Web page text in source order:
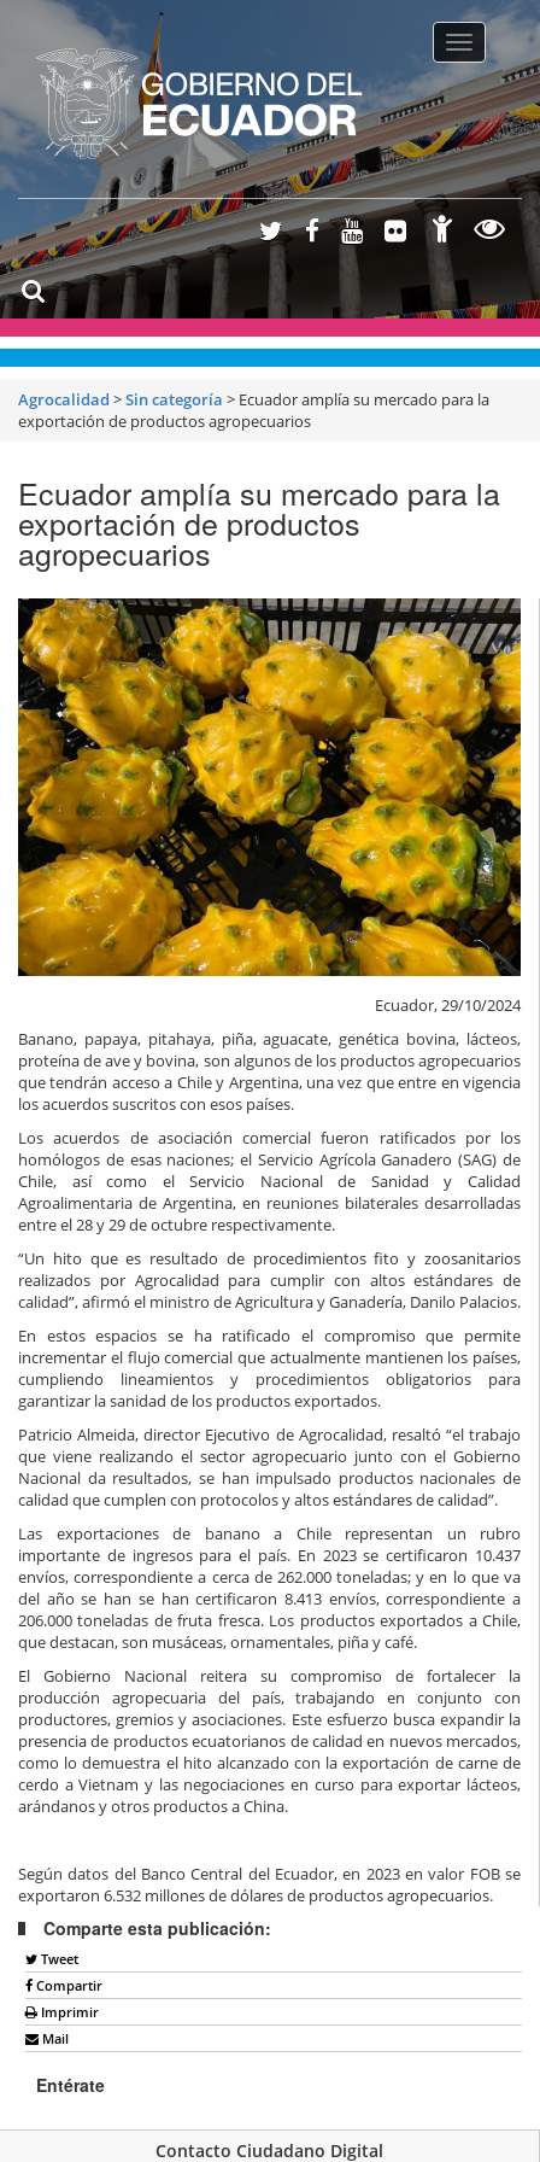
Toggle
Agrocalidad >Sin categoría > Ecuador amplía su mercado para la
exportación de productos agropecuarios
Ecuador amplía su mercado para la
exportación de productos
agropecuarios
Ecuador, 29/10/2024
Banano, papaya, pitahaya, piña, aguacate, genética bovina, lácteos,
proteína de ave y bovina, son algunos de los productos agropecuarios
que tendrán acceso a Chile y Argentina, una vez que entre en vigencia
los acuerdos suscritos con esos países.
Los acuerdos de asociación comercial fueron ratificados por los
homólogos de esas naciones; el Servicio Agrícola Ganadero (SAG) de
Chile, así como el Servicio Nacional de Sanidad y Calidad
Agroalimentaria de Argentina, en reuniones bilaterales desarrolladas
entre el 28 y 29 de octubre respectivamente.
“Un hito que es resultado de procedimientos fito y zoosanitarios
realizados por Agrocalidad para cumplir con altos estándares de
calidad”, afirmó el ministro de Agricultura y Ganadería, Danilo Palacios.
En estos espacios se ha ratificado el compromiso que permite
incrementar el flujo comercial que actualmente mantienen los países,
cumpliendo lineamientos y procedimientos obligatorios para
garantizar la sanidad de los productos exportados.
Patricio Almeida, director Ejecutivo de Agrocalidad, resaltó “el trabajo
que viene realizando el sector agropecuario junto con el Gobierno
Nacional da resultados, se han impulsado productos nacionales de
calidad que cumplen con protocolos y altos estándares de calidad”.
Las exportaciones de banano a Chile representan un rubro
importante de ingresos para el país. En 2023 se certificaron 10.437
envíos, correspondiente a cerca de 262.000 toneladas; y en lo que va
del año se han se han certificaron 8.413 envíos, correspondiente a
206.000 toneladas de fruta fresca. Los productos exportados a Chile,
que destacan, son musáceas, ornamentales, piña y café.
El Gobierno Nacional reitera su compromiso de fortalecer la
producción agropecuaria del país, trabajando en conjunto con
productores, gremios y asociaciones. Este esfuerzo busca expandir la
presencia de productos ecuatorianos de calidad en nuevos mercados,
como lo demuestra el hito alcanzado con la exportación de carne de
cerdo a Vietnam y las negociaciones en curso para exportar lácteos,
arándanos y otros productos a China.
Según datos del Banco Central del Ecuador, en 2023 en valor FOB se
exportaron 6.532 millones de dólares de productos agropecuarios.
Comparte esta publicación:
Tweet
Compartir
Imprimir
Mail
Entérate
Contacto Ciudadano Digital